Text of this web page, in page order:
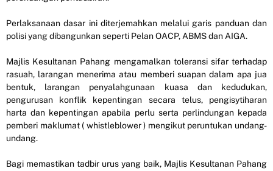
Perlaksanaan dasar ini diterjemahkan melalui garis panduan dan
polisi yang dibangunkan seperti Pelan OACP, ABMS dan AIGA.
Majlis Kesultanan Pahang mengamalkan toleransi sifar terhadap
rasuah, larangan menerima atau memberi suapan dalam apa jua
bentuk, larangan penyalahgunaan kuasa dan kedudukan,
pengurusan konflik kepentingan secara telus, pengisytiharan
harta dan kepentingan apabila perlu serta perlindungan kepada
pemberi maklumat ( whistleblower ) mengikut peruntukan undang-
undang.
Bagi memastikan tadbir urus yang baik, Majlis Kesultanan Pahang